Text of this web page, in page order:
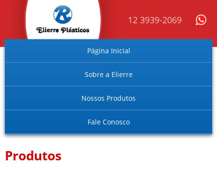
12 3939-2069
Página Inicial
Sobre a Elierre
Nossos Produtos
Fale Conosco
Produtos